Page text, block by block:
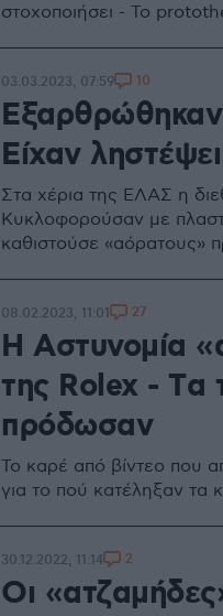
στοχοποιήσει - Το
Είχαν
Στα χέρια της ΕΛΑΣ η
Κυκλοφορούσαν με
καθιστούσε «αόρατους»
03.03.2023, 07:59 10
Η Aστυνομία
της Rolex - Tα
πρόδωσαν
Το καρέ από βίντεο που
για το πού κατέληξαν τα
08.02.2023, 11:01 27
Οι
30.12.2022, 11:14 2